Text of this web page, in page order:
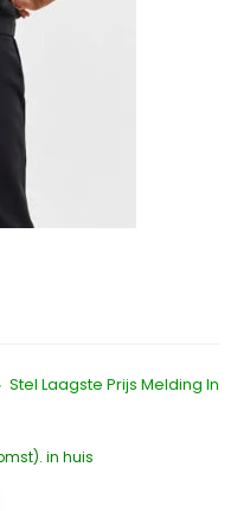
Stel Laagste Prijs Melding In
prijs was:
is: €41.95.
in huis